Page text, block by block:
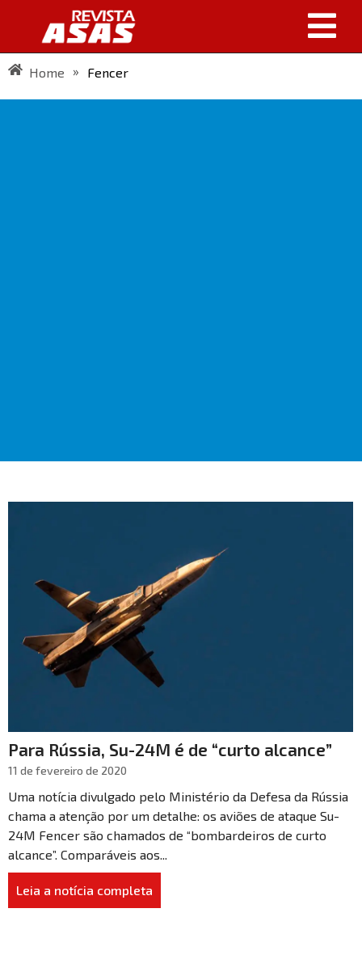
Home » Fencer
Para Rússia, Su-24M é de “curto alcance”
11 de fevereiro de 2020
Uma notícia divulgado pelo Ministério da Defesa da Rússia
chama a atenção por um detalhe: os aviões de ataque Su-
24M Fencer são chamados de “bombardeiros de curto
alcance”. Comparáveis aos...
Leia a notícia completa